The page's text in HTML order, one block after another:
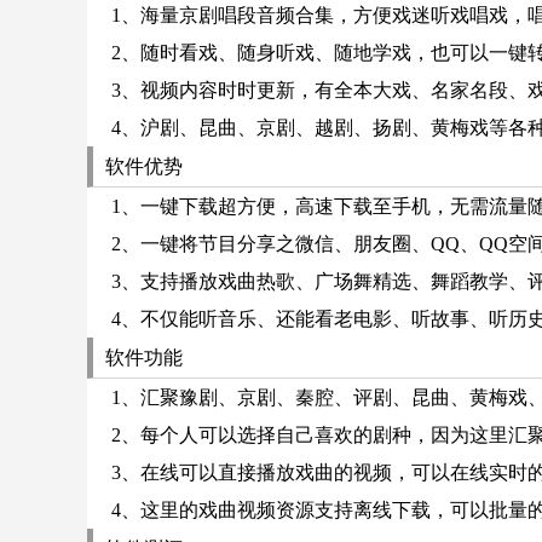
1、海量京剧唱段音频合集，方便戏迷听戏唱戏，
2、随时看戏、随身听戏、随地学戏，也可以一键
3、视频内容时时更新，有全本大戏、名家名段、
4、沪剧、昆曲、京剧、越剧、扬剧、黄梅戏等各
软件优势
1、一键下载超方便，高速下载至手机，无需流量
2、一键将节目分享之微信、朋友圈、QQ、QQ空
3、支持播放戏曲热歌、广场舞精选、舞蹈教学、
4、不仅能听音乐、还能看老电影、听故事、听历
软件功能
1、汇聚豫剧、京剧、秦腔、评剧、昆曲、黄梅戏
2、每个人可以选择自己喜欢的剧种，因为这里汇
3、在线可以直接播放戏曲的视频，可以在线实时
4、这里的戏曲视频资源支持离线下载，可以批量